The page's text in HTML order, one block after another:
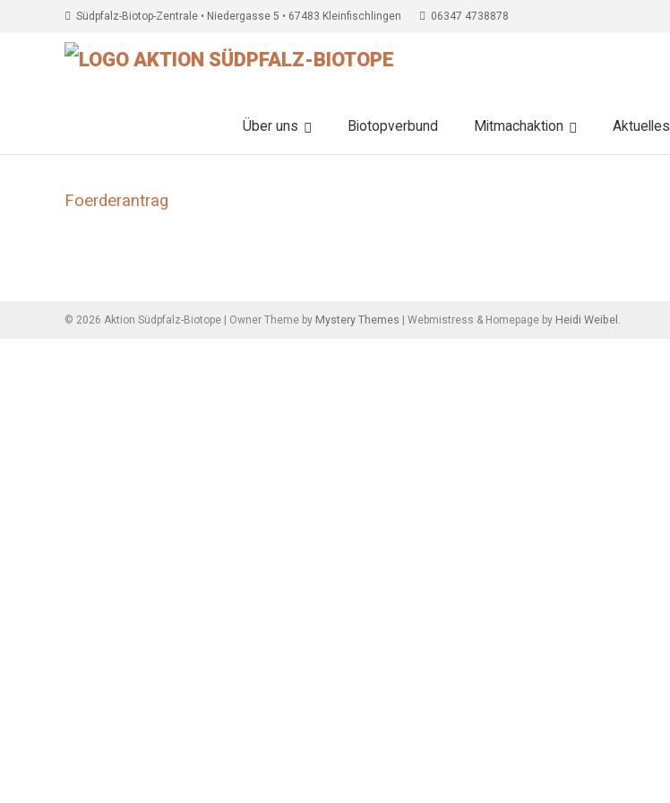
Südpfalz-Biotop-Zentrale • Niedergasse 5 • 67483 Kleinfischlingen 06347 4738878
Über uns Biotopverbund Mitmachaktion Aktuelles
Foerderantrag
© 2026 Aktion Südpfalz-Biotope | Owner Theme by Mystery Themes | Webmistress & Homepage by Heidi Weibel .